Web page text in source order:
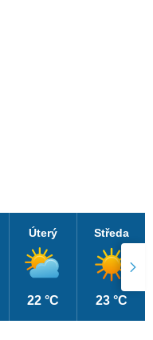
Úterý
22 °C
Středa
23 °C